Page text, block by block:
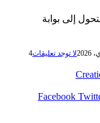
إلى بوابة
لا توجد تعليقات4
Facebook